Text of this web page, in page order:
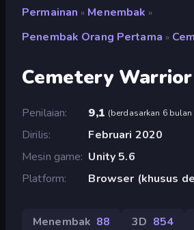
Permainan » Menembak »
Penembak Orang Pertama »
Cemetery
Penilaian 9,1 (berdasarkan 6 bulan
Dirilis
Februari 2020
Mesin game Unity 5.6
Platform
Browser (khusus
Menembak 88 3D 854